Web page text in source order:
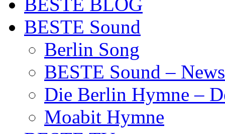
BESTE Sound
Berlin Song
BESTE Sound –
Die Berlin Hymne –
Moabit Hymne